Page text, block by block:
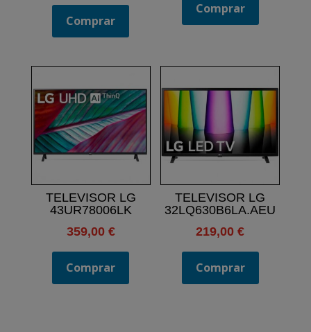
Comprar
Comprar
TELEVISOR LG
43UR78006LK
359,00 €
Comprar
TELEVISOR LG
32LQ630B6LA.AEU
219,00€
Comprar